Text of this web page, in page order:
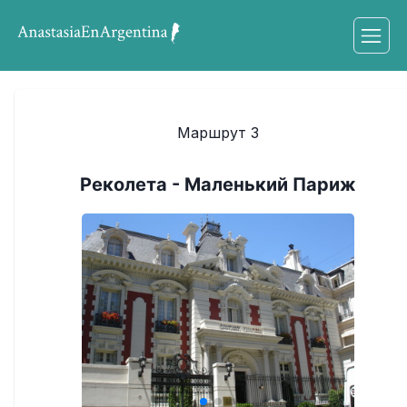
Маршрут 3
Реколета - Маленький Париж